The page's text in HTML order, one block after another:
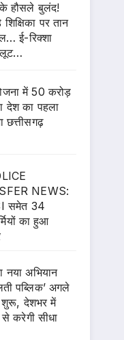
के हौसले बुलंद!
शिक्षिका पर तान
ई-रिक्शा
में 50 करोड़
देश का पहला
छत्तीसगढ़
NEWS:
समेत 34
का हुआ
नया अभियान
पब्लिक’ अगले
शुरू, देशभर में
करेगी सीधा